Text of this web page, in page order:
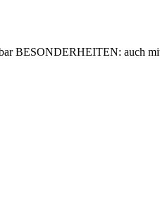
BESONDERHEITEN: auch